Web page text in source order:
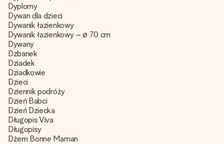
Dyplomy
Dywan dla dzieci
Dywanik łazienkowy
Dywanik łazienkowy – ø 70 cm
Dywany
Dzbanek
Dziadek
Dziadkowie
Dzieci
Dziennik podróży
Dzień Babci
Dzień Dziecka
Długopis Viva
Długopisy
Dżem Bonne Maman